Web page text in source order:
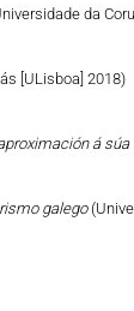
da
[ULisboa] 2018)
á
galego